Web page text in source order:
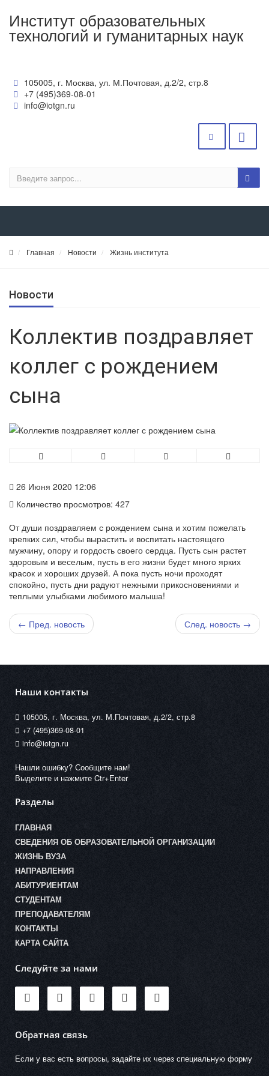
Институт образовательных
технологий и гуманитарных наук
105005, г. Москва, ул. М.Почтовая, д.2/2, стр.8
+7 (495)369-08-01
info@iotgn.ru
Главная Новости Жизнь института
Новости
Коллектив поздравляет
коллег с рождением
сына
26 Июня 2020 12:06
Количество просмотров: 427
От души поздравляем с рождением сына и хотим пожелать
крепких сил, чтобы вырастить и воспитать настоящего
мужчину, опору и гордость своего сердца. Пусть сын растет
здоровым и веселым, пусть в его жизни будет много ярких
красок и хороших друзей. А пока пусть ночи проходят
спокойно, пусть дни радуют нежными прикосновениями и
теплыми улыбками любимого малыша!
← Пред. новость След. новость →
Наши контакты
105005, г. Москва, ул. М.Почтовая, д.2/2, стр.8
+7 (495)369-08-01
info@iotgn.ru
Нашли ошибку? Сообщите нам!
Выделите и нажмите Ctr+Enter
Разделы
ГЛАВНАЯ
СВЕДЕНИЯ ОБ ОБРАЗОВАТЕЛЬНОЙ ОРГАНИЗАЦИИ
ЖИЗНЬ ВУЗА
НАПРАВЛЕНИЯ
АБИТУРИЕНТАМ
СТУДЕНТАМ
ПРЕПОДАВАТЕЛЯМ
КОНТАКТЫ
КАРТА САЙТА
Следуйте за нами
Обратная связь
Если у вас есть вопросы, задайте их через специальную форму